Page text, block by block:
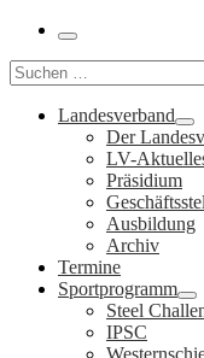
Menü
Suche
Landesverband
Der
LV-
Präsidium
Ausbildung
Archiv
Termine
Sportprogramm
Steel
IPSC